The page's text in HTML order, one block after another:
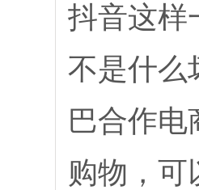
抖音这样
不是什么
巴合作
购物，可